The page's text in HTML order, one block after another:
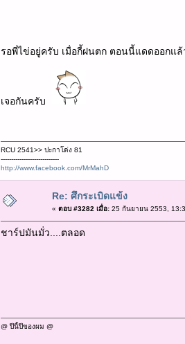
รอพี่ไข่อยู่ครับ เมื่อกี้ฝนตก ตอนนี้แดดออกแ
เจอกันครับ
RCU 2541>> ปะกาโด่ง 81
----------------------------
http://www.facebook.com/MrMahD
Re: ศึกระเบิดแข้ง
« ตอบ #3282 เมื่อ:25 กันยายน 2553,
ชาร์ปมันมั่ว....ตลอด
@ ปีนี้ปีของผม @